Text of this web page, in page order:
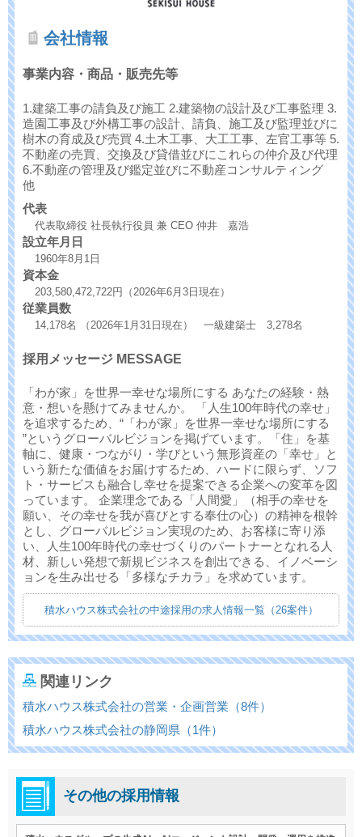
会社情報
事業内容・商品・販売先等
1.建築工事の請負及び施工 2.建築物の設計及び工事監理 3.
造園工事及び外構工事の設計、請負、施工及び監理並びに
樹木の育成及び売買 4.土木工事、大工工事、左官工事等 5.
不動産の売買、交換及び貸借並びにこれらの仲介及び代理
6.不動産の管理及び鑑定並びに不動産コンサルティング
他
代表
代表取締役 社長執行役員 兼 CEO 仲井 嘉浩
設立年月日
1960年8月1日
資本金
203,580,472,722円（2026年6月3日現在）
従業員数
14,178名 （2026年1月31日現在） 一級建築士 3,278名
採用メッセージ MESSAGE
「わが家」を世界一幸せな場所にする あなたの経験・熱
意・想いを懸けてみませんか。 「人生100年時代の幸せ」
を追求するため、“「わが家」を世界一幸せな場所にする
”というグローバルビジョンを掲げています。「住」を基
軸に、健康・つながり・学びという無形資産の「幸せ」と
いう新たな価値をお届けするため、ハードに限らず、ソフ
ト・サービスも融合し幸せを提案できる企業への変革を図
っています。 企業理念である「人間愛」（相手の幸せを
願い、その幸せを我が喜びとする奉仕の心）の精神を根幹
とし、グローバルビジョン実現のため、お客様に寄り添
い、人生100年時代の幸せづくりのパートナーとなれる人
材、新しい発想で新規ビジネスを創出できる、イノベーシ
ョンを生み出せる「多様なチカラ」を求めています。
積水ハウス株式会社の中途採用の求人情報一覧（26案件）
関連リンク
積水ハウス株式会社の営業・企画営業（8件）
積水ハウス株式会社の静岡県（1件）
その他の採用情報